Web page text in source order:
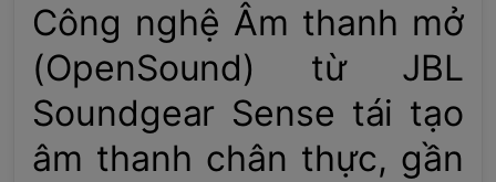
Công nghệ Âm thanh mở
(OpenSound) từ JBL
Soundgear Sense tái tạo
âm thanh chân thực, gần